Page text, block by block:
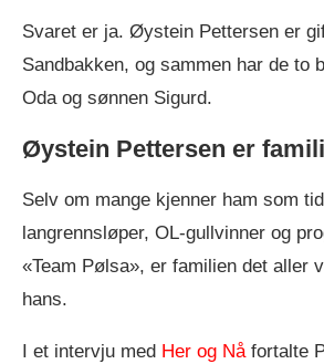
Svaret er ja. Øystein Pettersen er
Sandbakken, og sammen har de to
Oda og sønnen Sigurd.
Øystein Pettersen er
Selv om mange kjenner ham som
langrennsløper, OL-gullvinner og
«Team Pølsa», er familien det aller
hans.
I et intervju med Her og Nåfortalte